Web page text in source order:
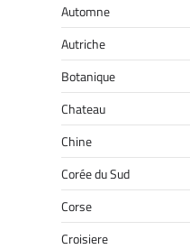
Automne
Autriche
Botanique
Chateau
Chine
Corée du Sud
Corse
Croisiere